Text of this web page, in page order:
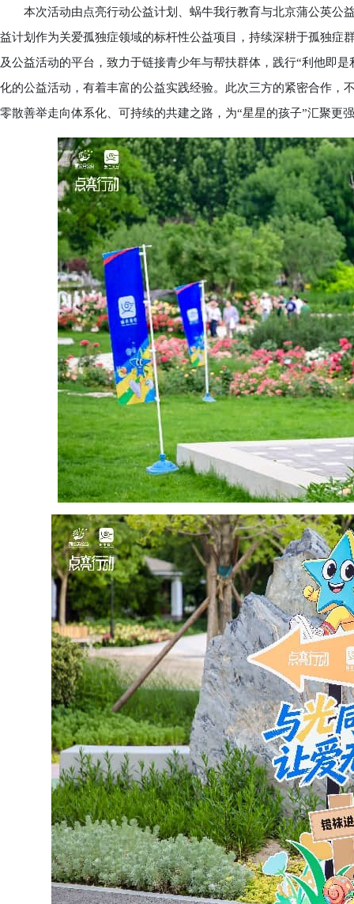
本次活动由点亮行动公益计划、蜗牛我行教育与北京蒲公英公
益计划作为关爱孤独症领域的标杆性公益项目，持续深耕于孤独症
及公益活动的平台，致力于链接青少年与帮扶群体，践行“利他即
化的公益活动，有着丰富的公益实践经验。此次三方的紧密合作，
零散善举走向体系化、可持续的共建之路，为“星星的孩子”汇聚更